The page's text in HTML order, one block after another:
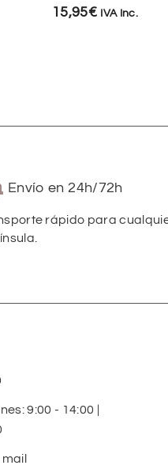
15,95€ IVA Inc.
Envío en 24h/72h
rápido para
9:00 - 14:00 |